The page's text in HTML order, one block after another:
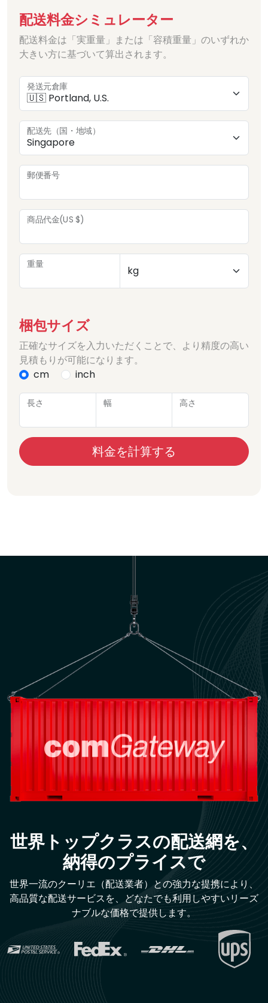
配送料金シミュレーター
配送料金は「実重量」または「容積重量」のいずれか
大きい方に基づいて算出されます。
発送元倉庫
配送先（国・地域）
郵便番号
商品代金(US $)
重量
梱包サイズ
正確なサイズを入力いただくことで、より精度の高い
見積もりが可能になります。
cm
inch
長さ 幅 高さ
料金を計算する
世界トップクラスの配送網を、
納得のプライスで
世界一流のクーリエ（配送業者）との強力な提携により、
高品質な配送サービスを、どなたでも利用しやすいリーズ
ナブルな価格で提供します。